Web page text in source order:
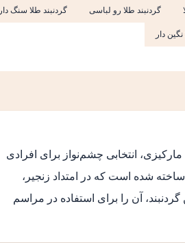
گردنبند طلا رو لباسی گردنبند طلا سنگ دار
دار
انتخابی چشم‌نواز برای افرادی
ساخته شده است که در امتداد زنجیر،
آن را برای استفاده در مراسم